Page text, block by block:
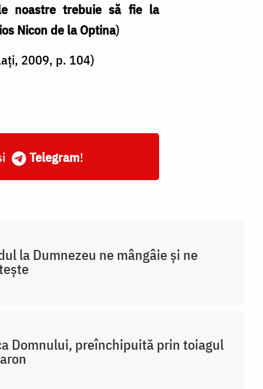
noastre trebuie să fie la
Nicon de la Optina)
2009, p. 104)
Telegram!
la Dumnezeu ne mângâie și ne
Domnului, preînchipuită prin toiagul